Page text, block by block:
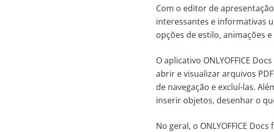
Com o editor de
interessantes e informativas
opções de estilo, animações
O aplicativo ONLYOFFICE
abrir e visualizar arquivos
de navegação e excluí-las.
inserir objetos, desenhar o
No geral, o ONLYOFFICE